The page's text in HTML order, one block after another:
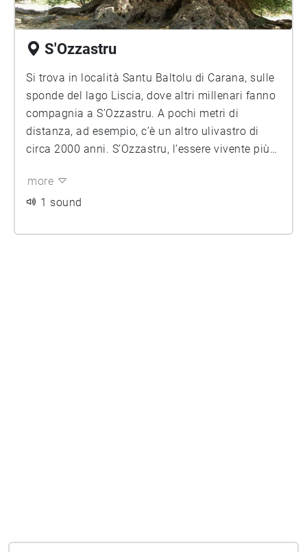
S'Ozzastru
Si trova in località Santu Baltolu di Carana, sulle
sponde del lago Liscia, dove altri millenari fanno
compagnia a S’Ozzastru. A pochi metri di
distanza, ad esempio, c’è un altro ulivastro di
circa 2000 anni. S’Ozzastru, l’essere vivente più
esemplare di Olea europaea e, nonostante l’età,
gode di ottima salute.
more
1 sound